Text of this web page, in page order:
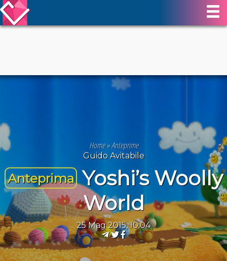
Home»Anteprime
Guido Avitabile
Anteprima Yoshi’s Woolly
World
25 Mag 2015, 10:04